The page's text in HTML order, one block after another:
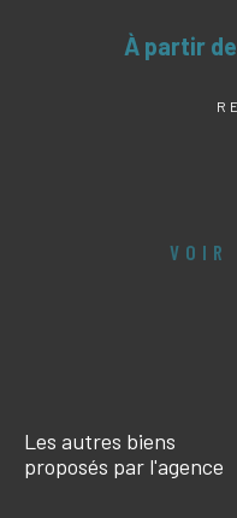
À partir de
VOIR
Les autres biens
proposés par l'agence